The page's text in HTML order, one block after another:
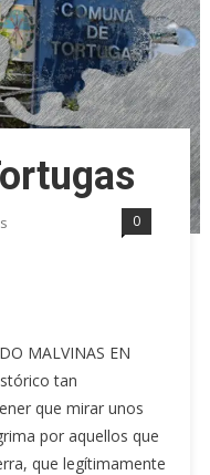
0
MALVINAS EN
tan
que mirar unos
por aquellos que
que legítimamente